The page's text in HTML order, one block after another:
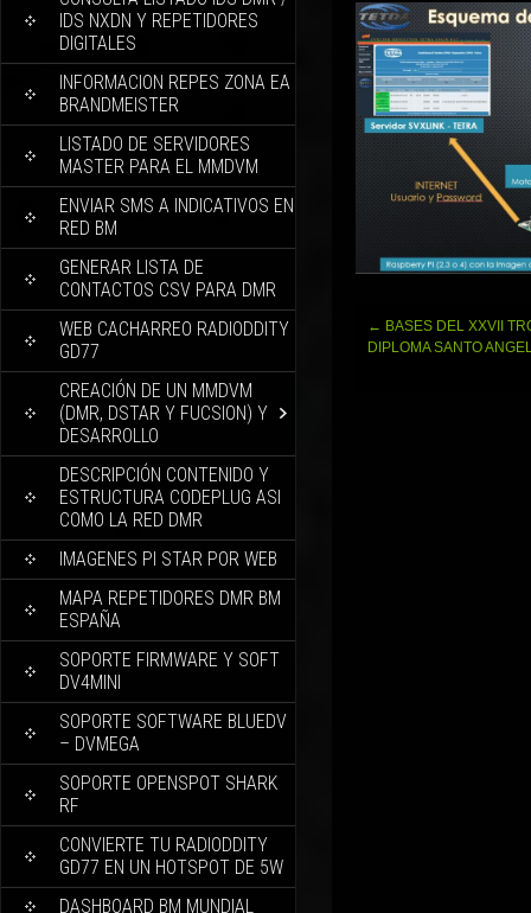
IDS NXDN Y REPETIDORES
DIGITALES
INFORMACION REPES ZONA EA
BRANDMEISTER
LISTADO DE SERVIDORES
MASTER PARA EL MMDVM
ENVIAR SMS A INDICATIVOS EN
RED BM
GENERAR LISTA DE
CONTACTOS CSV PARA DMR
WEB CACHARREO RADIODDITY
GD77
CREACIÓN DE UN MMDVM
(DMR, DSTAR Y FUCSION) Y
DESARROLLO
DESCRIPCIÓN CONTENIDO Y
ESTRUCTURA CODEPLUG ASI
COMO LA RED DMR
IMAGENES PI STAR POR WEB
MAPA REPETIDORES DMR BM
ESPAÑA
SOPORTE FIRMWARE Y SOFT
DV4MINI
SOPORTE SOFTWARE BLUEDV
– DVMEGA
SOPORTE OPENSPOT SHARK
RF
CONVIERTE TU RADIODDITY
GD77 EN UN HOTSPOT DE 5W
DASHBOARD BM MUNDIAL
Navegación
de
← BASES DEL XXVII
DIPLOMA SANTO